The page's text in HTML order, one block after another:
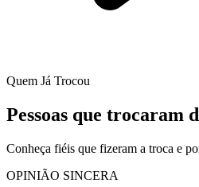
Quem Já Trocou
Pessoas que trocaram
Conheça fiéis que fizeram a troca e
OPINIÃO SINCERA